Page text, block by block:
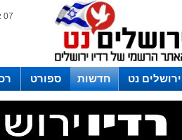
07 אוגוסט 2026 / 11:43
ירושלים נט חדשות ספורט
לפרסום ברדיו צרו קשר
לוח